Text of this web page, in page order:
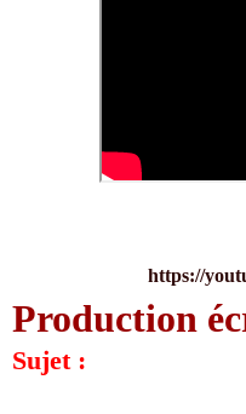
https://
Production
Sujet :